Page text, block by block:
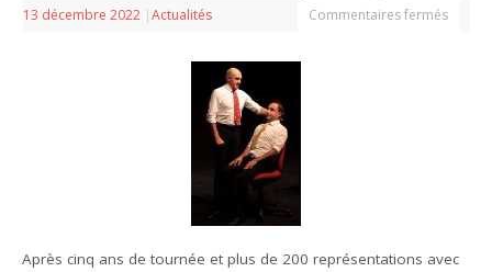
13 décembre 2022 |Actualités Commentaires fermés
Après cinq ans de tournée et plus de 200 représentations avec